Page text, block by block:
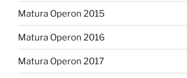
Matura Operon 2015
Matura Operon 2016
Matura Operon 2017